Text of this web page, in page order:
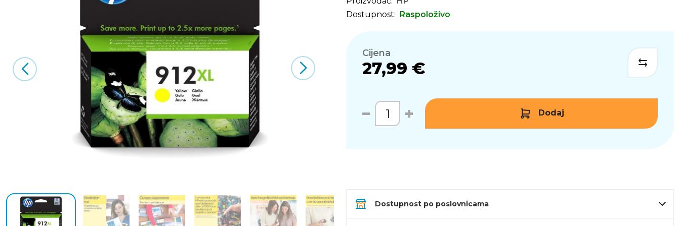
Dostupnost: Raspoloživo
Cijena
27,99 €
Dodaj
Dostupnost po poslovnicama